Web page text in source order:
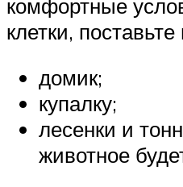
комфортные
клетки,
домик;
купалку;
лесенки и
животное